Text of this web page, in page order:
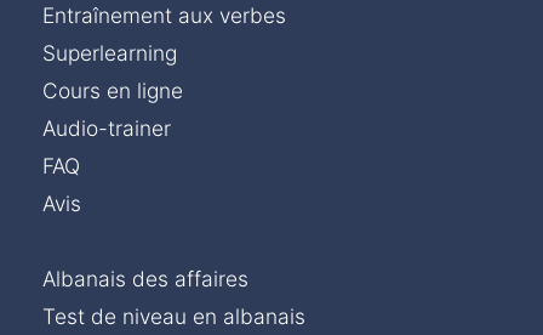
Entraînement aux verbes
Superlearning
Cours en ligne
Audio-trainer
FAQ
Avis
Albanais des affaires
Test de niveau en albanais